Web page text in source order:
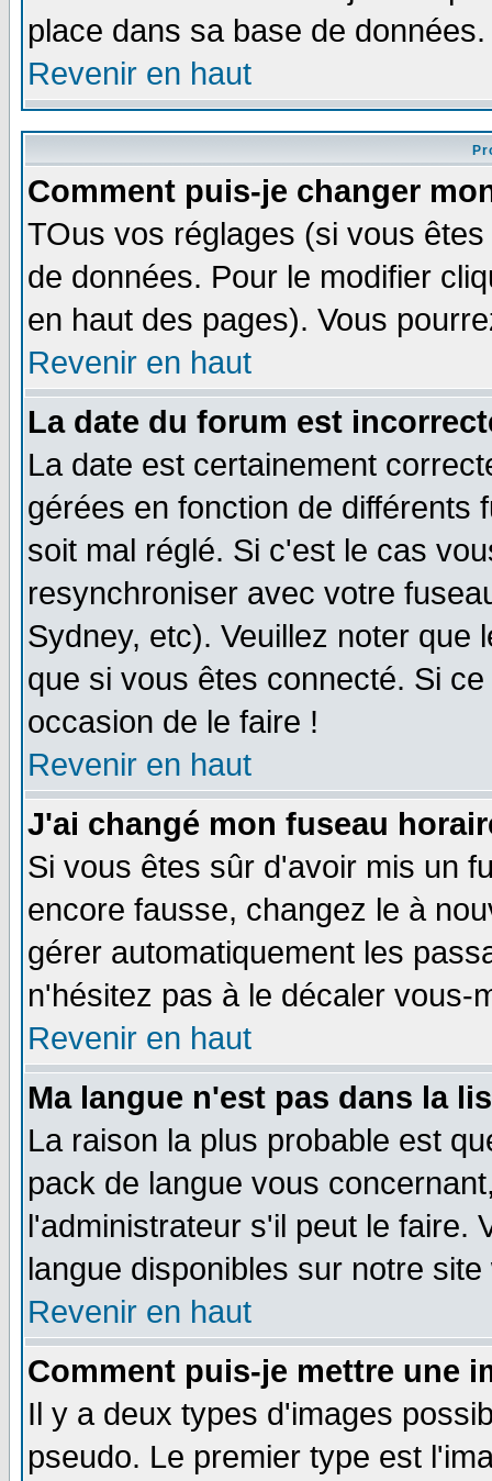
place dans sa base de
Revenir en haut
Comment puis-je changer
TOus vos réglages (si vous
de données. Pour le modifier
en haut des pages). Vous
Revenir en haut
La date du forum est
La date est certainement
gérées en fonction de différents
soit mal réglé. Si c'est le cas
resynchroniser avec votre
Sydney, etc). Veuillez noter que
que si vous êtes connecté. Si
occasion de le faire !
Revenir en haut
J'ai changé mon fuseau
Si vous êtes sûr d'avoir mis un
encore fausse, changez le à
gérer automatiquement les
n'hésitez pas à le décaler vous-
Revenir en haut
Ma langue n'est pas dans la
La raison la plus probable est
pack de langue vous
l'administrateur s'il peut le faire.
langue disponibles sur notre site
Revenir en haut
Comment puis-je mettre une
Il y a deux types d'images
pseudo. Le premier type est